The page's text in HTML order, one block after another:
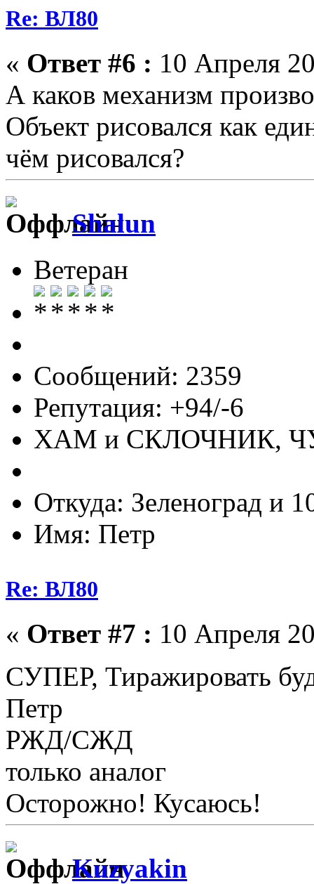
Re: ВЛ80
« Ответ #6 : 10 Апреля
А каков механизм
Объект рисовался как
чём рисовался?
Shalun
Ветеран
Сообщений: 2359
Репутация: +94/-6
ХАМ и СКЛОЧНИК,
Откуда: Зеленоград и
Имя: Петр
Re: ВЛ80
« Ответ #7 : 10 Апреля
СУПЕР, Тиражировать
Петр
РЖД/СЖД
только аналог
Осторожно! Кусаюсь!
Kuzyakin